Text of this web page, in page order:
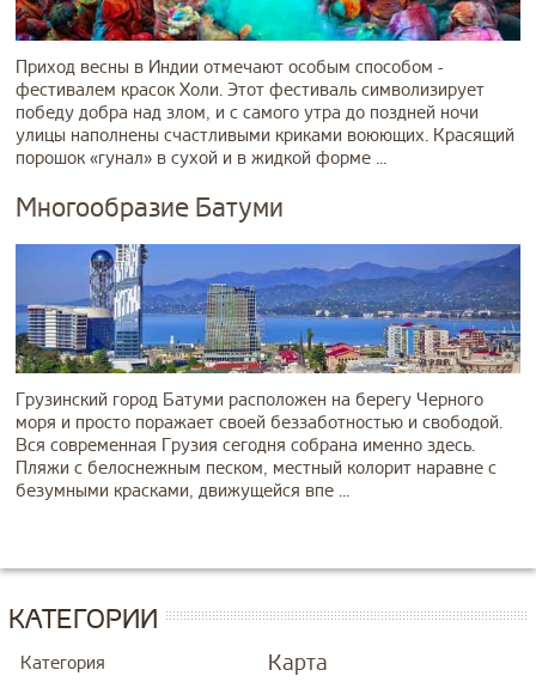
Приход весны в Индии отмечают особым способом -
фестивалем красок Холи. Этот фестиваль символизирует
победу добра над злом, и с самого утра до поздней ночи
улицы наполнены счастливыми криками воюющих. Красящий
порошок «гунал» в сухой и в жидкой форме ...
Многообразие Батуми
Грузинский город Батуми расположен на берегу Черного
моря и просто поражает своей беззаботностью и свободой.
Вся современная Грузия сегодня собрана именно здесь.
Пляжи с белоснежным песком, местный колорит наравне с
безумными красками, движущейся впе ...
КАТЕГОРИИ
Категория Карта